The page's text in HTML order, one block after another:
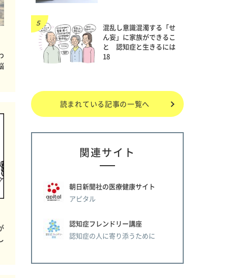
混乱し意識混濁する「せ
ん妄」に家族ができるこ
と 認知症と生きるには
18
読まれている記事の一覧へ
関連サイト
朝日新聞社の医療健康サイト
アピタル
認知症フレンドリー講座
認知症の人に寄り添うために